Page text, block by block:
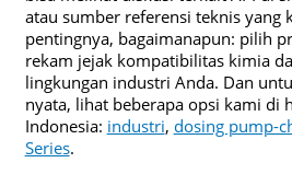
atau sumber referensi teknis yang
pentingnya, bagaimanapun: pilih
rekam jejak kompatibilitas kimia
lingkungan industri Anda. Dan
nyata, lihat beberapa opsi kami di
Indonesia: industri, dosing pump-
Series.